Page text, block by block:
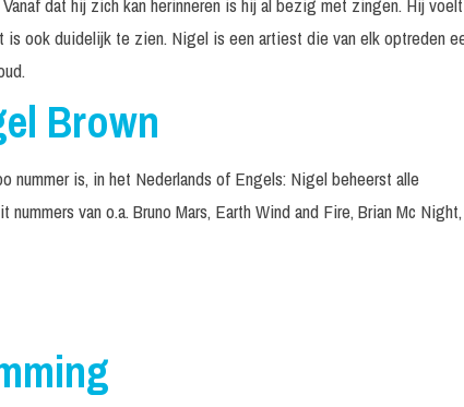
ook duidelijk te zien. Nigel is een artiest die van elk optreden
Brown
nummer is, in het Nederlands of Engels: Nigel beheerst alle
van o.a. Bruno Mars, Earth Wind and Fire, Brian Mc Night,